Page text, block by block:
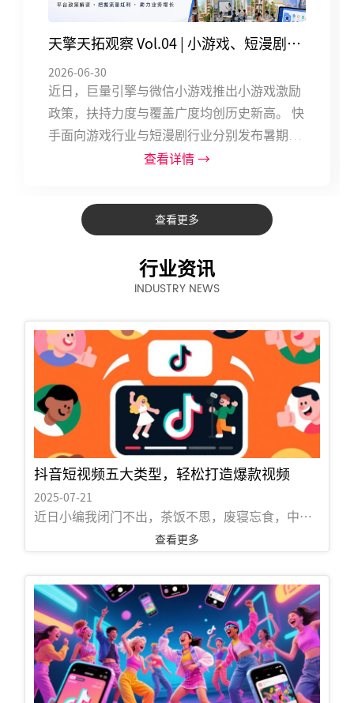
理团队年轻化，把钱花到ROE最...
天擎天拓观察 Vol.04 | 小游戏、短漫剧、
教育赛道近期广告平台激励政策
2026-06-30
近日，巨量引擎与微信小游戏推出小游戏激励
政策，扶持力度与覆盖广度均创历史新高。 快
手面向游戏行业与短漫剧行业分别发布暑期冲
量指南，从流量预估、基建配比到政策扶持全
期冲量返货政策。 三大平台在小游戏、短漫
剧、教育等多个赛道同步发力，标志着“精细
广告主下半年的命题。 对于广告主和开发者而
言，能否快速读懂各平台政策风向、精准卡位
间。 一、 巨量引擎 发布账号：巨量引擎营销
观察 发...
查看详情 →
查看更多
行业资讯
INDUSTRY NEWS
抖音短视频五大类型，轻松打造爆款视频
2025-07-21
近日小编我闭门不出，茶饭不思，废寝忘食，中秋
节连月亮都来不及赏，只顾潜心研究时下最火爆的
息流广告主投放的短视频类型。 所谓短视频，即短
片视频，时长几秒到几分钟不等，适合在移动状态
和短时休闲状态下观看的、高频推送的视频内容。
近年来，短视频凭借其短平快的大流量传播特点，
以迅雷不及掩耳之势席卷各大新媒体平台，成为时
下最受青睐的内容传播方式。广告主想要抢占市场
查看更多